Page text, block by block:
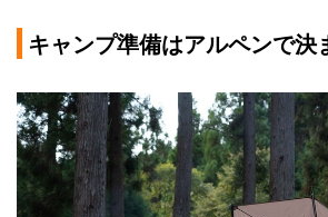
キャンプ準備はアルペンで決